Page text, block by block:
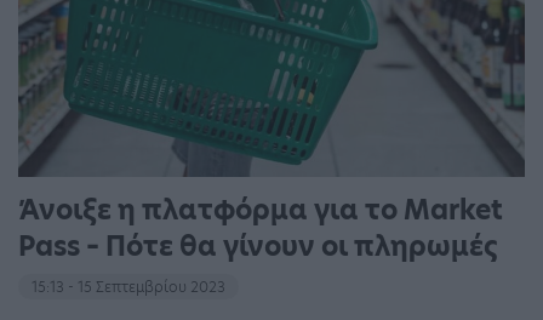
Άνοιξε η πλατφόρμα για το Market
Pass – Πότε θα γίνουν οι πληρωμές
15:13 - 15 Σεπτεμβρίου 2023